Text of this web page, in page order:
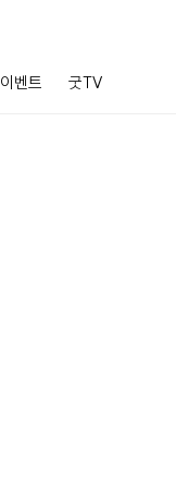
이벤트 굿TV